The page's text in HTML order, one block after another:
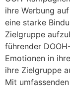
ihre Werbung
eine starke
Zielgruppe
führender
Emotionen in
ihre Zielgruppe
Mit